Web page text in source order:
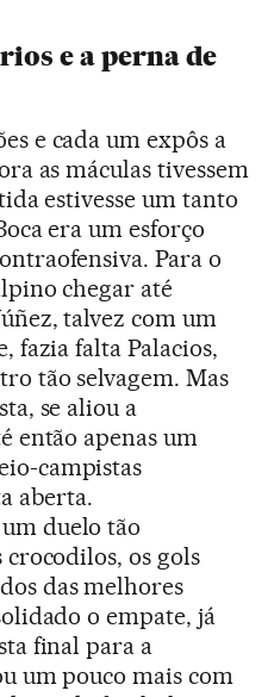
e a perna de
e cada um expôs a
as máculas tivessem
estivesse um tanto
era um esforço
Para o
chegar até
talvez com um
fazia falta Palacios,
tão selvagem. Mas
se aliou a
então apenas um
campistas
aberta.
duelo tão
os gols
das melhores
o empate, já
final para a
um pouco mais com